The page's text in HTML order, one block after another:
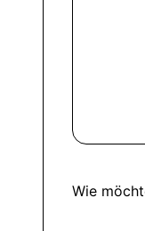
Wie